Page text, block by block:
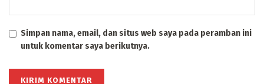
Simpan nama, email, dan situs web saya pada peramban ini
untuk komentar saya berikutnya.